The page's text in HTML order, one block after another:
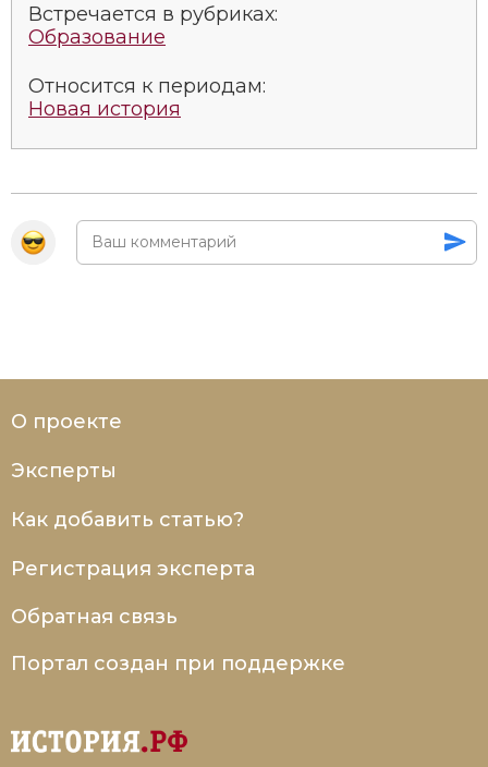
Встречается в рубриках:
Образование
Относится к периодам:
Новая история
О проекте
Эксперты
Как добавить статью?
Регистрация эксперта
Обратная связь
Портал создан при поддержке